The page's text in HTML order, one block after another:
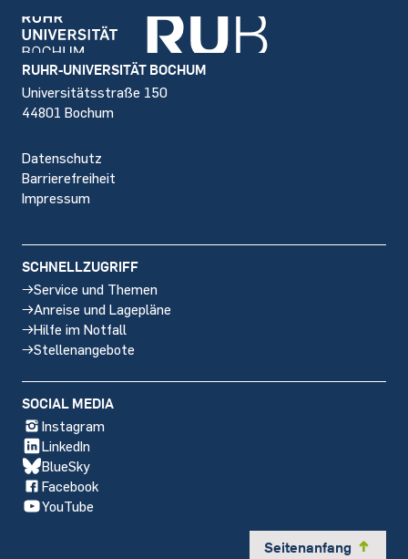
Footer
RUHR-UNIVERSITÄT BOCHUM
Universitätsstraße 150
44801 Bochum
Datenschutz
Barrierefreiheit
Impressum
SCHNELLZUGRIFF
Service und Themen
Anreise und Lagepläne
Hilfe im Notfall
Stellenangebote
SOCIAL MEDIA
Instagram
LinkedIn
BlueSky
Facebook
YouTube
Seitenanfang y